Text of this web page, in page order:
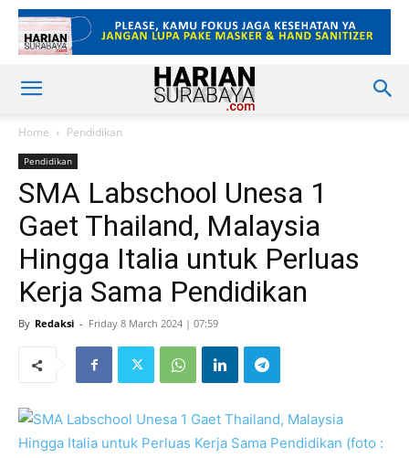
Home Pendidikan
Pendidikan
SMA Labschool Unesa 1
Gaet Thailand, Malaysia
Hingga Italia untuk Perluas
Kerja Sama Pendidikan
By Redaksi - Friday 8 March 2024 | 07:59